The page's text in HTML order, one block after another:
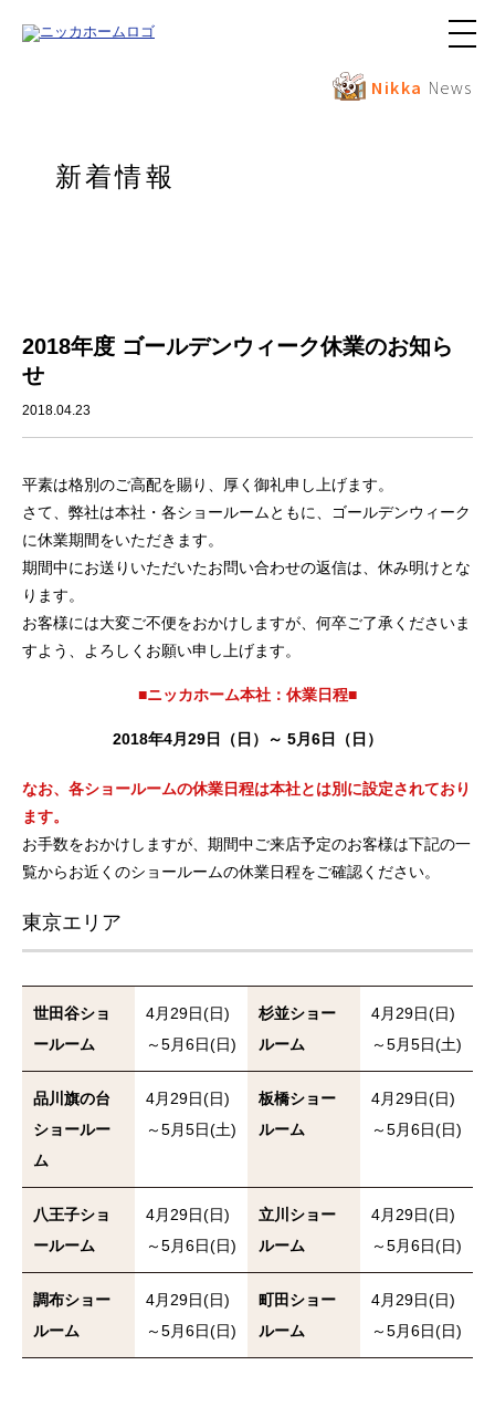
メ
ュ
Nikka News
新着情報
2018年度 ゴールデンウィーク休業のお知ら
せ
2018.04.23
平素は格別のご高配を賜り、厚く御礼申し上げます。
さて、弊社は本社・各ショールームともに、ゴールデンウィーク
に休業期間をいただきます。
期間中にお送りいただいたお問い合わせの返信は、休み明けとな
ります。
お客様には大変ご不便をおかけしますが、何卒ご了承くださいま
すよう、よろしくお願い申し上げます。
■ニッカホーム本社：休業日程■
2018年4月29日（日）～ 5月6日（日）
なお、各ショールームの休業日程は本社とは別に設定されており
ます。
お手数をおかけしますが、期間中ご来店予定のお客様は下記の一
覧からお近くのショールームの休業日程をご確認ください。
東京エリア
世田谷ショ
ールーム
4月29日(日)
～5月6日(日)
杉並ショー
ルーム
4月29日(日)
～5月5日(土)
品川旗の台
ショールー
ム
4月29日(日)
～5月5日(土)
板橋ショー
ルーム
4月29日(日)
～5月6日(日)
八王子ショ
ールーム
4月29日(日)
～5月6日(日)
立川ショー
ルーム
4月29日(日)
～5月6日(日)
調布ショー
ルーム
4月29日(日)
～5月6日(日)
町田ショー
ルーム
4月29日(日)
～5月6日(日)